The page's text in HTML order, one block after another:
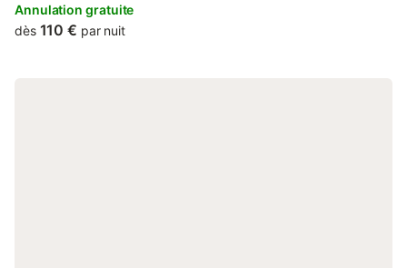
Annulation gratuite
dès 110 € par nuit